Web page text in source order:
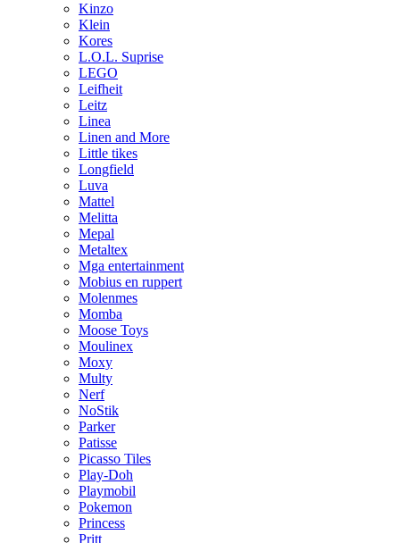
Kinzo
Klein
Kores
L.O.L. Suprise
LEGO
Leifheit
Leitz
Linea
Linen and More
Little tikes
Longfield
Luva
Mattel
Melitta
Mepal
Metaltex
Mga entertainment
Mobius en ruppert
Molenmes
Momba
Moose Toys
Moulinex
Moxy
Multy
Nerf
NoStik
Parker
Patisse
Picasso Tiles
Play-Doh
Playmobil
Pokemon
Princess
Pritt